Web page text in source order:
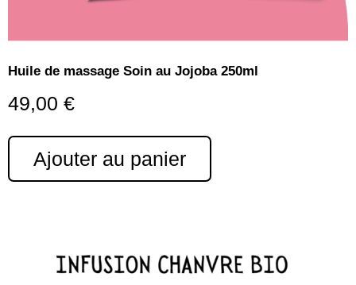
Huile de massage Soin au Jojoba 250ml
49,00 €
Ajouter au panier